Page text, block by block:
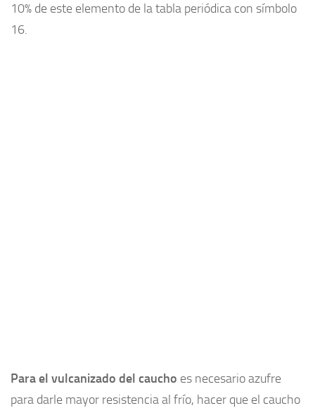
10% de este elemento de la tabla periódica con símbolo
16.
Para el vulcanizado del caucho es necesario azufre
para darle mayor resistencia al frío, hacer que el caucho